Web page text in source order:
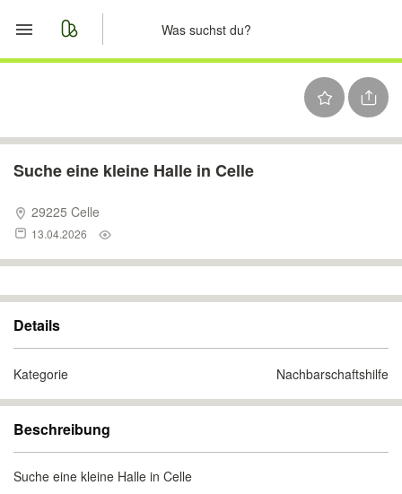
Nachrichten
Anzeige aufgeben
Suche eine kleine Halle in Celle
29225 Celle
13.04.2026
Details
Kategorie Nachbarschaftshilfe
Beschreibung
Suche eine kleine Halle in Celle